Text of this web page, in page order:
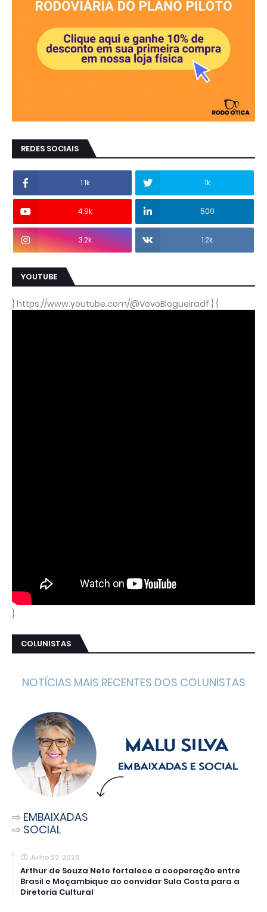
REDES SOCIAIS
1.1k 1k
4.9k 500
3.2k 1.2k
YOUTUBE
} https://www.youtube.com/@VovoBlogueiradf } {
}
COLUNISTAS
NOTÍCIAS MAIS RECENTES DOS COLUNISTAS
⇨ EMBAIXADAS
⇨ SOCIAL
Julho 22, 2026
Arthur de Souza Neto fortalece a cooperação entre
Brasil e Moçambique ao convidar Sula Costa para a
Diretoria Cultural